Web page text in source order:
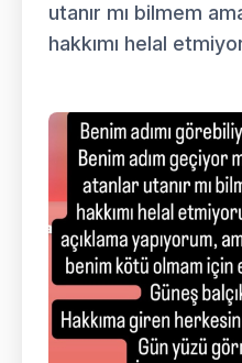
utanır mı bilmem
hakkımı helal